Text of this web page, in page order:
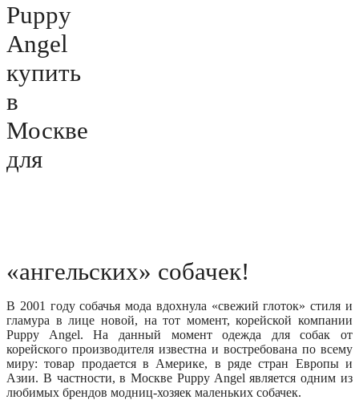
Puppy
Angel
купить
в
Москве
для
«ангельских» собачек!
В 2001 году собачья мода вдохнула «свежий глоток» стиля и
гламура в лице новой, на тот момент, корейской компании
Puppy Angel. На данный момент одежда для собак от
корейского производителя известна и востребована по всему
миру: товар продается в Америке, в ряде стран Европы и
Азии. В частности, в Москве Puppy Angel является одним из
любимых брендов модниц-хозяек маленьких собачек.